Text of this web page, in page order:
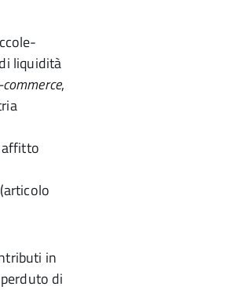
liquidità
,
affitto
in
di